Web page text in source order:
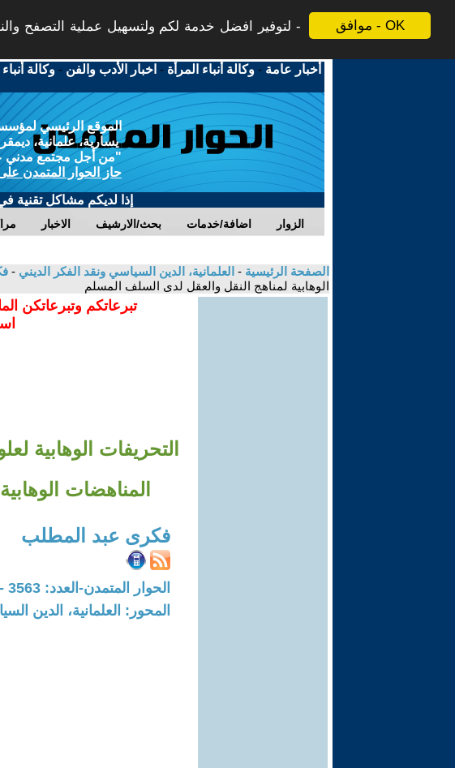
موافق - OK
لتوفير افضل خدمة لكم ولتسهيل عملية التصفح
أخبار عامة -وكالة أنباء المرأة - اخبار الأدب والفن -وكالة
الموقع الرئيسي
يسارية، علمانية،
"من أجل مجتمع مدني
حاز الحوار المتمدن
إذا لديكم مشاكل تقنية
الاخبار بحث/الارشيف اضافة/خدمات الزوار
الصفحة الرئيسية - العلمانية، الدين السياسي ونقد الفكر الديني -
الوهابية لمناهج النقل والعقل لدى السلف المسلم
تبرعاتكم وتبرعاتكن
التحريفات الوهابية
المناهضات
فكرى عبد المطلب
الحوار المتمدن-العدد: 3563 - 2011 / 12 / 1 - 16:07
المحور: العلمانية، الدين